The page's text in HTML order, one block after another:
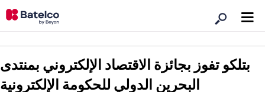
بتلكو تفوز بجائزة الاقتصاد الإلكتروني بمنتدى
البحرين الدولي للحكومة الإلكترونية